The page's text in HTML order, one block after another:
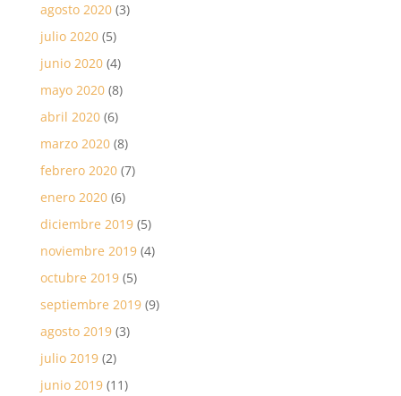
agosto 2020(3)
julio 2020(5)
junio 2020(4)
mayo 2020(8)
abril 2020(6)
marzo 2020(8)
febrero 2020(7)
enero 2020(6)
diciembre 2019(5)
noviembre 2019(4)
octubre 2019(5)
septiembre 2019(9)
agosto 2019(3)
julio 2019(2)
junio 2019(11)